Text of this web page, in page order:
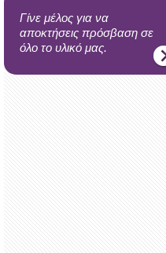
Γίνε μέλος για να
αποκτήσεις πρόσβαση σε
όλο το υλικό μας.